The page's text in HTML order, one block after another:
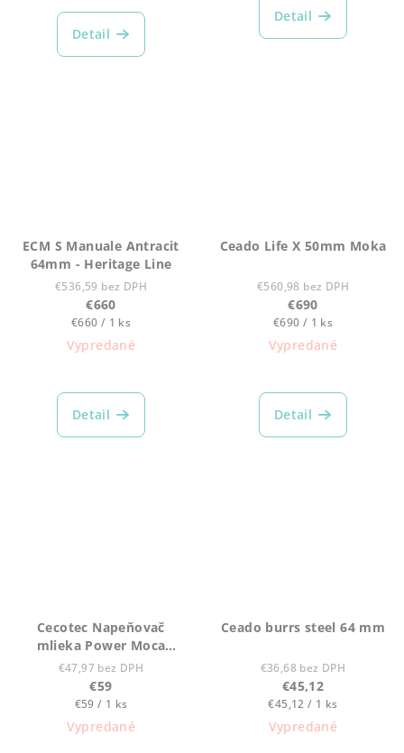
Detail
Detail
ECM S Manuale Antracit
64mm - Heritage Line
€536,59 bez DPH
€660
Jednotková
cena:
€660 / 1 ks
Vypredané
Detail
Ceado Life X 50mm Moka
€560,98 bez DPH
€690
Jednotková
cena:
€690 / 1 ks
Vypredané
Detail
Cecotec Napeňovač
mlieka Power Moca
Spume 5000
€47,97 bez DPH
€59
Jednotková
cena:
€59 / 1 ks
Vypredané
Ceado burrs steel 64 mm
€36,68 bez DPH
€45,12
Jednotková
cena:
€45,12 / 1 ks
Vypredané